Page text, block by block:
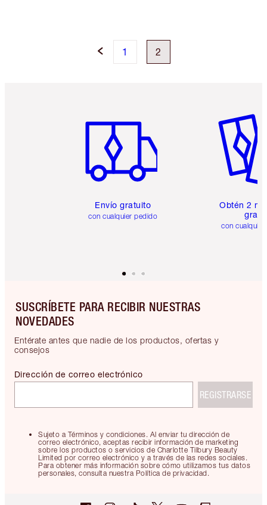
1 2
Envío gratuito
con cualquier pedido
Obtén 2
gratis
con
SUSCRÍBETE PARA RECIBIR NUESTRAS
NOVEDADES
Entérate antes que nadie de los productos, ofertas y
consejos
Sujeto a Términos y condiciones. Al enviar tu dirección de
correo electrónico, aceptas recibir información de marketing
sobre los productos o servicios de Charlotte Tilbury Beauty
Limited por correo electrónico y a través de las redes sociales.
Para obtener más información sobre cómo utilizamos tus datos
personales, consulta nuestra Política de privacidad.
Dirección de correo electrónico
REGISTRARSE